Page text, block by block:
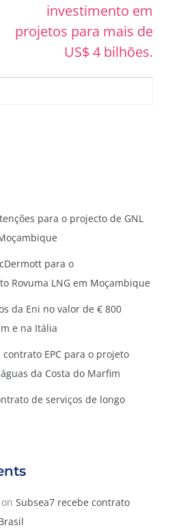
investimento em
projetos para mais de
US$ 4 bilhões.
para o projecto de GNL
para o
Rovuma LNG em Moçambique
da Eni no valor de € 800
e na Itália
EPC para o projeto
da Costa do Marfim
de serviços de longo
on Subsea7 recebe contrato